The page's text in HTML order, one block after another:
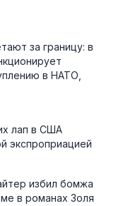
за границу: в
в НАТО,
лап в США
экспроприацией
избил бомжа
в романах Золя